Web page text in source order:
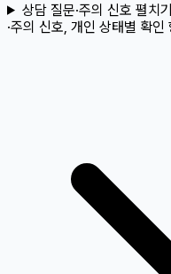
상담 질문·주의 신호 펼치기
·주의 신호, 개인 상태별 확